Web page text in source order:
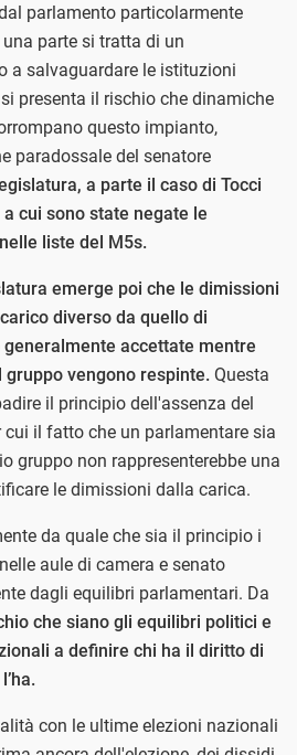
parlamento particolarmente
parte si tratta di un
a salvaguardare le istituzioni
presenta il rischio che dinamiche
questo impianto,
paradossale del senatore
a parte il caso di Tocci
cui sono state negate le
liste del M5s.
emerge poi che le dimissioni
diverso da quello di
accettate mentre
vengono respinte. Questa
il principio dell'assenza del
il fatto che un parlamentare sia
gruppo non rappresenterebbe una
le dimissioni dalla carica.
da quale che sia il principio i
aule di camera e senato
dagli equilibri parlamentari. Da
che siano gli equilibri politici e
a definire chi ha il diritto di
con le ultime elezioni nazionali